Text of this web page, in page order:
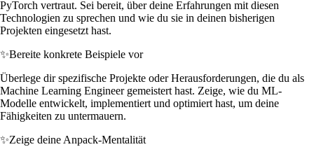
PyTorch vertraut. Sei bereit, über deine Erfahrungen mit diesen
Technologien zu sprechen und wie du sie in deinen bisherigen
Projekten eingesetzt hast.
✨Bereite konkrete Beispiele vor
Überlege dir spezifische Projekte oder Herausforderungen, die du als
Machine Learning Engineer gemeistert hast. Zeige, wie du ML-
Modelle entwickelt, implementiert und optimiert hast, um deine
Fähigkeiten zu untermauern.
✨Zeige deine Anpack-Mentalität